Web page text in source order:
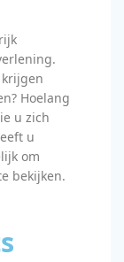
krijgen
Hoelang
u zich
u
om
bekijken.